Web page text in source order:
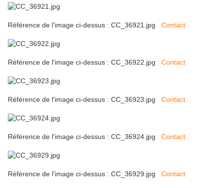
Référence de l'image ci-dessus : CC_36921.jpg Contact
Référence de l'image ci-dessus : CC_36922.jpg Contact
Référence de l'image ci-dessus : CC_36923.jpg Contact
Référence de l'image ci-dessus : CC_36924.jpg Contact
Référence de l'image ci-dessus : CC_36929.jpg Contact